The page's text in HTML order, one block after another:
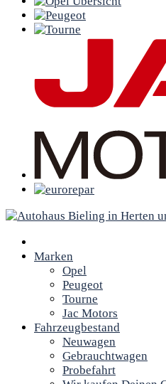
Marken
Opel
Peugeot
Tourne
Jac Motors
Fahrzeugbestand
Neuwagen
Gebrauchtwagen
Probefahrt